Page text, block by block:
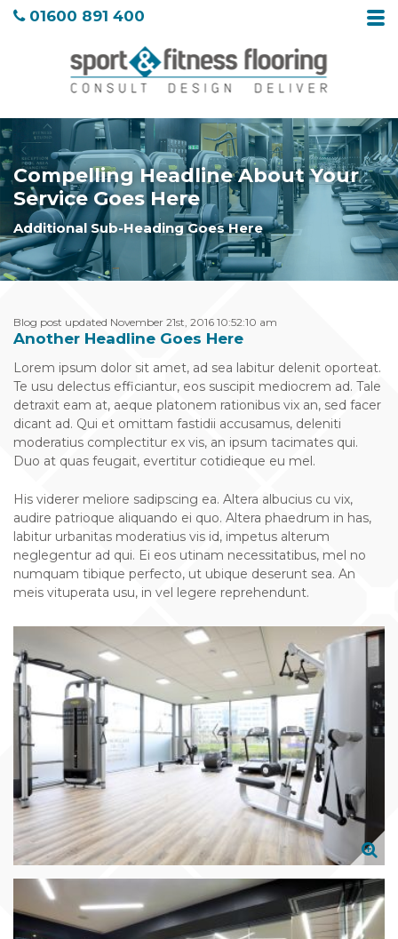
01600 891 400
Compelling Headline About Your
Service Goes Here
Additional Sub-Heading Goes Here
Blog post updated November 21st, 2016 10:52:10 am
Another Headline Goes Here
Lorem ipsum dolor sit amet, ad sea labitur delenit oporteat.
Te usu delectus efficiantur, eos suscipit mediocrem ad. Tale
detraxit eam at, aeque platonem rationibus vix an, sed facer
dicant ad. Qui et omittam fastidii accusamus, deleniti
moderatius complectitur ex vis, an ipsum tacimates qui.
Duo at quas feugait, evertitur cotidieque eu mel.
His viderer meliore sadipscing ea. Altera albucius cu vix,
audire patrioque aliquando ei quo. Altera phaedrum in has,
labitur urbanitas moderatius vis id, impetus alterum
neglegentur ad qui. Ei eos utinam necessitatibus, mel no
numquam tibique perfecto, ut ubique deserunt sea. An
meis vituperata usu, in vel legere reprehendunt.